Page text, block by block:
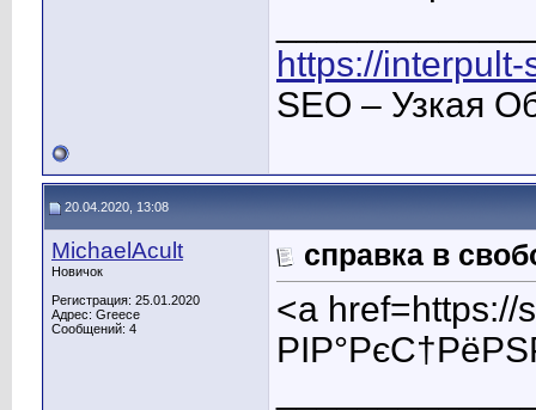
https://
SEO – Узкая
20.04.2020, 13:08
MichaelAcult
Новичок
Регистрация: 25.01.2020
Адрес: Greece
Сообщений: 4
справка в
<a href=https://